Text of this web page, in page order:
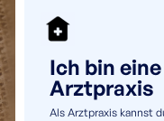
Ich bin eine
Arztpraxis
Als Arztpraxis kannst